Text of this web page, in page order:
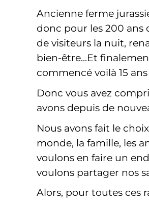
Ancienne ferme
donc pour les 200 ans
de visiteurs la nuit,
bien-être...Et
commencé voilà 15
Donc vous avez
avons depuis de
Nous avons fait le
monde, la famille, les
voulons en faire un
voulons partager nos
Alors, pour toutes ces